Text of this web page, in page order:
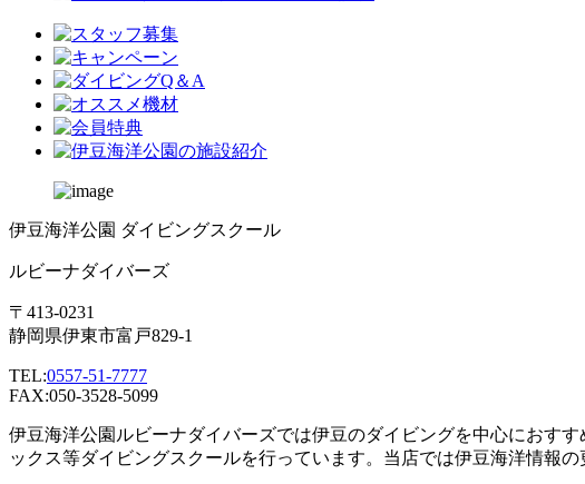
伊豆海洋公園 ダイビングスクール
ルビーナダイバーズ
〒413-0231
静岡県伊東市富戸829-1
TEL:0557-51-7777
FAX:050-3528-5099
伊豆海洋公園ルビーナダイバーズでは伊豆のダイビングを中心におす
ックス等ダイビングスクールを行っています。当店では伊豆海洋情報